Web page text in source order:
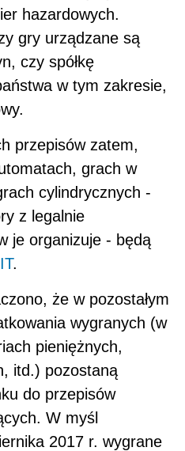
hazardowych.
gry urządzane są
czy spółkę
w tym zakresie,
przepisów zatem,
grach w
cylindrycznych -
z legalnie
je organizuje - będą
.
że w pozostałym
wygranych (w
pieniężnych,
itd.) pozostaną
do przepisów
W myśl
2017 r. wygrane